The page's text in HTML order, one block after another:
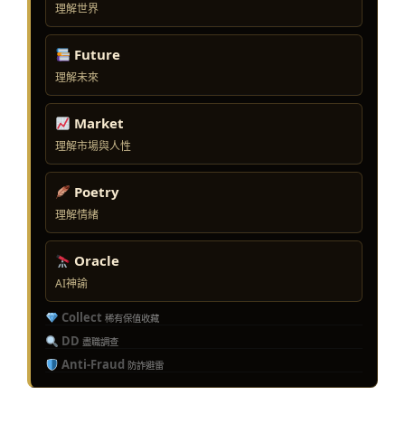
理解世界
Future
理解未來
Market
理解市場與人性
Poetry
理解情緒
Oracle
AI神諭
Collect 稀有保值收藏
DD 盡職調查
Anti-Fraud 防詐避雷